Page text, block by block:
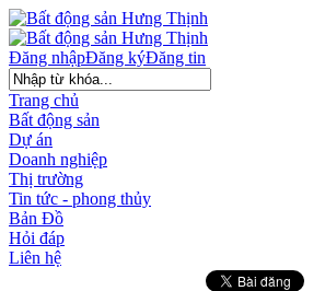
Đăng ký
Đăng nhập Đăng tin
Trang chủ
Bất động sản
Dự án
Doanh nghiệp
Thị trường
Tin tức - phong thủy
Bản Đồ
Hỏi đáp
Liên hệ